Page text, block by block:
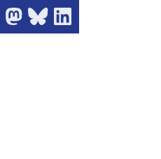
MASTODON
BLUESKY